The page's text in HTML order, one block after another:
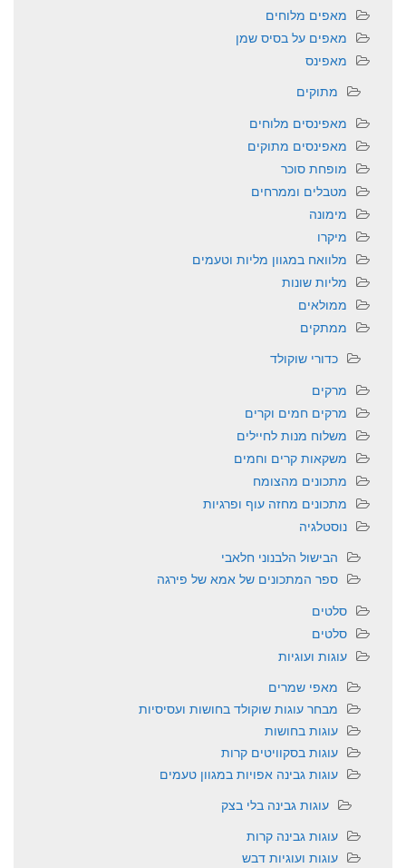
מאפים מלוחים
מאפים על בסיס שמן
מאפינס
מתוקים
מאפינסים מלוחים
מאפינסים מתוקים
מופחת סוכר
מטבלים וממרחים
מימונה
מיקרו
מלוואח במגוון מליות וטעמים
מליות שונות
ממולאים
ממתקים
כדורי שוקולד
מרקים
מרקים חמים וקרים
משלוח מנות לחיילים
משקאות קרים וחמים
מתכונים מהצומח
מתכונים מחזה עוף ופרגיות
נוסטלגיה
הבישול הלבנוני חלאבי
ספר המתכונים של אמא של פירגה
סלטים
סלטים
עוגות ועוגיות
מאפי שמרים
מבחר עוגות שוקולד בחושות ועסיסיות
עוגות בחושות
עוגות בסקוויטים קרות
עוגות גבינה אפויות במגוון טעמים
עוגות גבינה בלי בצק
עוגות גבינה קרות
עוגות ועוגיות דבש